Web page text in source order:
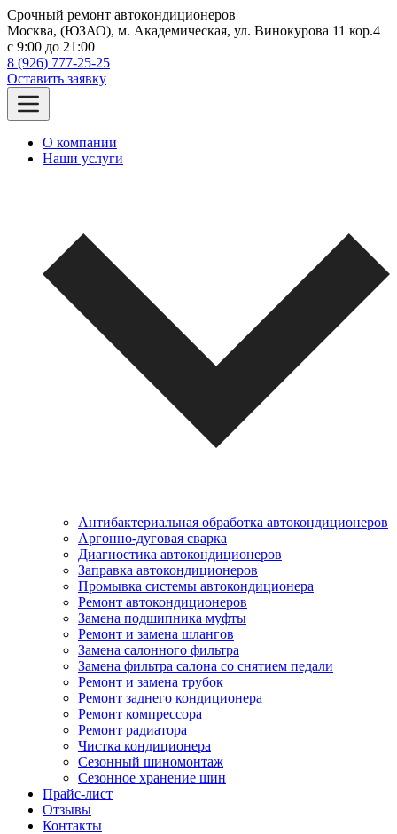
Срочный ремонт автокондиционеров
Москва, (ЮЗАО), м. Академическая, ул. Винокурова 11 кор.4
c 9:00 до 21:00
8 (926) 777-25-25
Оставить заявку
О компании
Наши услуги
Антибактериальная обработка автокондиционеров
Аргонно-дуговая сварка
Диагностика автокондиционеров
Заправка автокондиционеров
Промывка системы автокондиционера
Ремонт автокондиционеров
Замена подшипника муфты
Ремонт и замена шлангов
Замена салонного фильтра
Замена фильтра салона со снятием педали
Ремонт и замена трубок
Ремонт заднего кондиционера
Ремонт компрессора
Ремонт радиатора
Чистка кондиционера
Сезонный шиномонтаж
Сезонное хранение шин
Прайс-лист
Отзывы
Контакты